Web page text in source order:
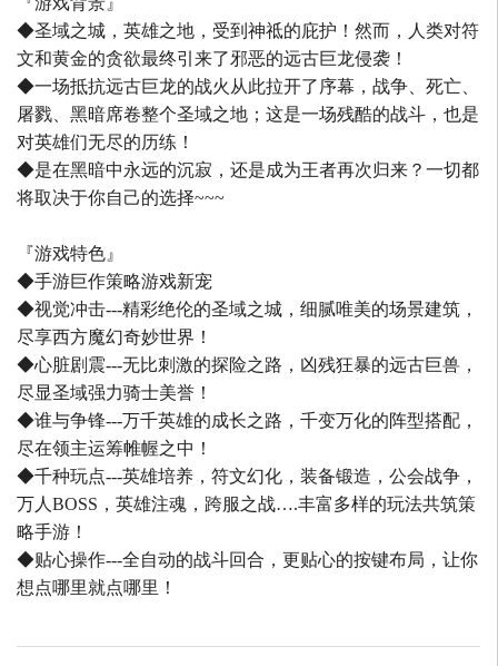
◆圣域之城，英雄之地，受到神祗的庇护！然而，人类对符
文和黄金的贪欲最终引来了邪恶的远古巨龙侵袭！
◆一场抵抗远古巨龙的战火从此拉开了序幕，战争、死亡、
屠戮、黑暗席卷整个圣域之地；这是一场残酷的战斗，也是
对英雄们无尽的历练！
◆是在黑暗中永远的沉寂，还是成为王者再次归来？一切都
将取决于你自己的选择~~~
『游戏特色』
◆手游巨作策略游戏新宠
◆视觉冲击---精彩绝伦的圣域之城，细腻唯美的场景建筑，
尽享西方魔幻奇妙世界！
◆心脏剧震---无比刺激的探险之路，凶残狂暴的远古巨兽，
尽显圣域强力骑士美誉！
◆谁与争锋---万千英雄的成长之路，千变万化的阵型搭配，
尽在领主运筹帷幄之中！
◆千种玩点---英雄培养，符文幻化，装备锻造，公会战争，
万人BOSS，英雄注魂，跨服之战….丰富多样的玩法共筑策
略手游！
◆贴心操作---全自动的战斗回合，更贴心的按键布局，让你
想点哪里就点哪里！